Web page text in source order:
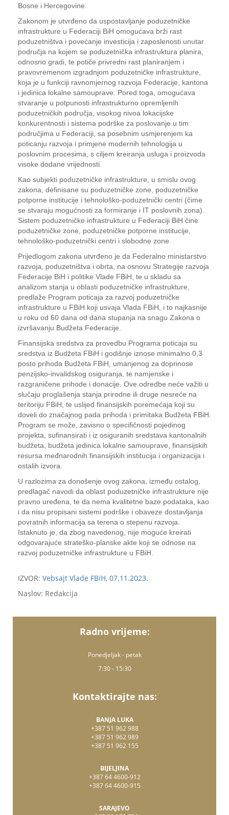
Bosne i Hercegovine.
Zakonom je utvrđeno da uspostavljanje poduzetničke
infrastrukture u Federaciji BiH omogućava brži rast
poduzetništva i povećanje investicija i zaposlenosti unutar
područja na kojem se poduzetnička infrastruktura planira,
odnosno gradi, te potiče privredni rast planiranjem i
pravovremenom izgradnjom poduzetničke infrastrukture,
koja je u funkciji ravnomjernog razvoja Federacije, kantona
i jedinica lokalne samouprave. Pored toga, omogućava
stvaranje u potpunosti infrastrukturno opremljenih
poduzetničkih područja, visokog nivoa lokacijske
konkurentnosti i sistema podrške za poslovanje u tim
područjima u Federaciji, sa posebnim usmjerenjem ka
poticanju razvoja i primjene modernih tehnologija u
poslovnim procesima, s ciljem kreiranja usluga i proizvoda
visoke dodane vrijednosti.
Kao subjekti poduzetničke infrastrukture, u smislu ovog
zakona, definisane su poduzetničke zone, poduzetničke
potporne institucije i tehnološko-poduzetnički centri (čime
se stvaraju mogućnosti za formiranje i IT poslovnih zona).
Sistem poduzetničke infrastrukture u Federaciji BiH čine
poduzetničke zone, poduzetničke potporne institucije,
tehnološko-poduzetnički centri i slobodne zone.
Prijedlogom zakona utvrđeno je da Federalno ministarstvo
razvoja, poduzetništva i obrta, na osnovu Strategije razvoja
Federacije BiH i politike Vlade FBiH, te u skladu sa
analizom stanja u oblasti poduzetničke infrastrukture,
predlaže Program poticaja za razvoj poduzetničke
infrastrukture u FBiH koji usvaja Vlada FBiH, i to najkasnije
u roku od 60 dana od dana stupanja na snagu Zakona o
izvršavanju Budžeta Federacije.
Finansijska sredstva za provedbu Programa poticaja su
sredstva iz Budžeta FBiH i godišnje iznose minimalno 0,3
posto prihoda Budžeta FBiH, umanjenog za doprinose
penzijsko-invalidskog osiguranja, te namjenske i
razgraničene prihode i donacije. Ove odredbe neće važiti u
slučaju proglašenja stanja prirodne ili druge nesreće na
teritoriju FBiH, te uslijed finansijskih poremećaja koji su
doveli do značajnog pada prihoda i primitaka Budžeta FBiH.
Program se može, zavisno o specifičnosti pojedinog
projekta, sufinansirati i iz osiguranih sredstava kantonalnih
budžeta, budžeta jedinica lokalne samouprave, finansijskih
resursa međnarodnih finansijskih institucija i organizacija i
ostalih izvora.
U razlozima za donošenje ovog zakona, između ostalog,
predlagač navodi da oblast poduzetničke infrastrukture nije
pravno uređena, te da nema kvalitetne baze podataka, kao
i da nisu propisani sistemi podrške i obaveze dostavljanja
povratnih informacija sa terena o stepenu razvoja.
Istaknuto je, da zbog navedenog, nije moguće kreirati
odgovarajuće strateško-planske akte koji se odnose na
razvoj poduzetničke infrastrukture u FBiH.
IZVOR: Vebsajt Vlade FBiH, 07.11.2023.
Naslov: Redakcija
Radno vrijeme:
Ponedjeljak - petak
7:30 - 15:30
Kontaktirajte nas:
BANJA LUKA
+387 51 962 988
+387 51 962 989
+387 51 962 155
BIJELJINA
+387 64 4600-912
+387 64 4600-915
SARAJEVO